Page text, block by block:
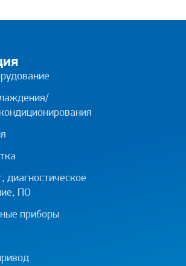
диагностическое
ПО
приборы